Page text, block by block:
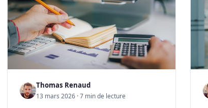
Thomas Renaud
13 mars 2026 · 7 min de lecture